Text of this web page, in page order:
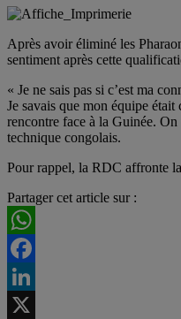
Après avoir éliminé les
sentiment après cette
« Je ne sais pas si c’est ma
Je savais que mon équipe
rencontre face à la Guinée.
technique congolais.
Pour rappel, la RDC affronte
Partager cet article sur :
WhatsApp
Facebook
LinkedIn